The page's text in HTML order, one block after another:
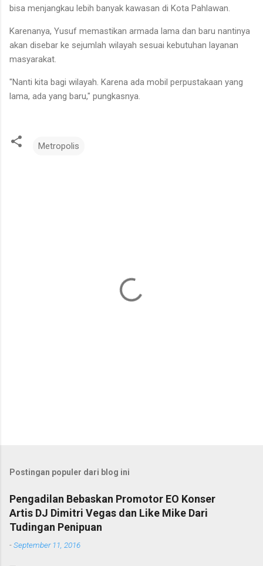
bisa menjangkau lebih banyak kawasan di Kota Pahlawan.
Karenanya, Yusuf memastikan armada lama dan baru nantinya
akan disebar ke sejumlah wilayah sesuai kebutuhan layanan
masyarakat.
"Nanti kita bagi wilayah. Karena ada mobil perpustakaan yang
lama, ada yang baru," pungkasnya.
Metropolis
Postingan populer dari blog ini
Pengadilan Bebaskan Promotor EO Konser
Artis DJ Dimitri Vegas dan Like Mike Dari
Tudingan Penipuan
-September 11, 2016